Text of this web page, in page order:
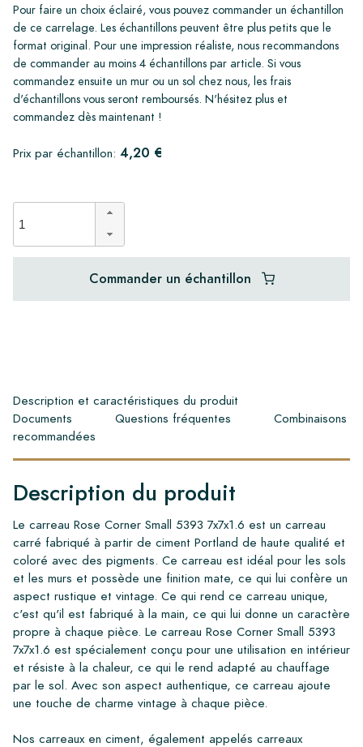
Pour faire un choix éclairé, vous pouvez commander un échantillon
de ce carrelage. Les échantillons peuvent être plus petits que le
format original. Pour une impression réaliste, nous recommandons
de commander au moins 4 échantillons par article. Si vous
commandez ensuite un mur ou un sol chez nous, les frais
d'échantillons vous seront remboursés. N'hésitez plus et
commandez dès maintenant !
Prix par échantillon: 4,20 €
Commander un échantillon
Description et caractéristiques du produit
Documents
Questions fréquentes
Combinaisons
recommandées
Description du produit
Le carreau Rose Corner Small 5393 7x7x1.6 est un carreau
carré fabriqué à partir de ciment Portland de haute qualité et
coloré avec des pigments. Ce carreau est idéal pour les sols
et les murs et possède une finition mate, ce qui lui confère un
aspect rustique et vintage. Ce qui rend ce carreau unique,
c'est qu'il est fabriqué à la main, ce qui lui donne un caractère
propre à chaque pièce. Le carreau Rose Corner Small 5393
7x7x1.6 est spécialement conçu pour une utilisation en intérieur
et résiste à la chaleur, ce qui le rend adapté au chauffage
par le sol. Avec son aspect authentique, ce carreau ajoute
une touche de charme vintage à chaque pièce.
Nos carreaux en ciment, également appelés carreaux